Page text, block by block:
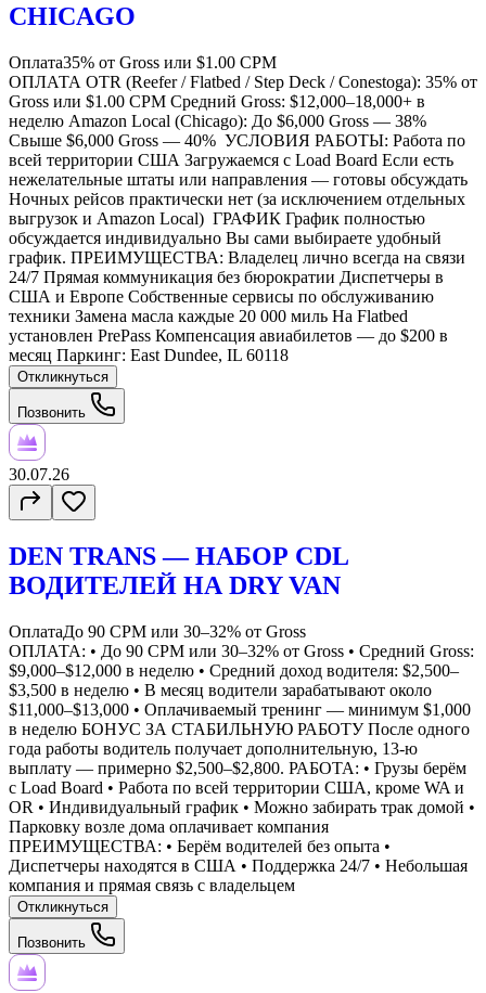
CHICAGO
Оплата35% от Gross или $1.00 CPM
ОПЛАТА OTR (Reefer / Flatbed / Step Deck / Conestoga): 35% от
Gross или $1.00 CPM Средний Gross: $12,000–18,000+ в
неделю Amazon Local (Chicago): До $6,000 Gross — 38%
Свыше $6,000 Gross — 40% УСЛОВИЯ РАБОТЫ: Работа по
всей территории США Загружаемся с Load Board Если есть
нежелательные штаты или направления — готовы обсуждать
Ночных рейсов практически нет (за исключением отдельных
выгрузок и Amazon Local) ГРАФИК График полностью
обсуждается индивидуально Вы сами выбираете удобный
график. ПРЕИМУЩЕСТВА: Владелец лично всегда на связи
24/7 Прямая коммуникация без бюрократии Диспетчеры в
США и Европе Собственные сервисы по обслуживанию
техники Замена масла каждые 20 000 миль На Flatbed
установлен PrePass Компенсация авиабилетов — до $200 в
месяц Паркинг: East Dundee, IL 60118
Откликнуться
Позвонить
30.07.26
DEN TRANS — НАБОР CDL
ВОДИТЕЛЕЙ НА DRY VAN
ОплатаДо 90 CPM или 30–32% от Gross
ОПЛАТА: • До 90 CPM или 30–32% от Gross • Средний Gross:
$9,000–$12,000 в неделю • Средний доход водителя: $2,500–
$3,500 в неделю • В месяц водители зарабатывают около
$11,000–$13,000 • Оплачиваемый тренинг — минимум $1,000
в неделю БОНУС ЗА СТАБИЛЬНУЮ РАБОТУ После одного
года работы водитель получает дополнительную, 13-ю
выплату — примерно $2,500–$2,800. РАБОТА: • Грузы берём
с Load Board • Работа по всей территории США, кроме WA и
OR • Индивидуальный график • Можно забирать трак домой •
Парковку возле дома оплачивает компания
ПРЕИМУЩЕСТВА: • Берём водителей без опыта •
Диспетчеры находятся в США • Поддержка 24/7 • Небольшая
компания и прямая связь с владельцем
Откликнуться
Позвонить